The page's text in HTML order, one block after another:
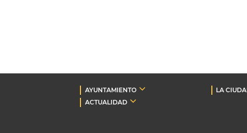
AYUNTAMIENTO LA
ACTUALIDAD